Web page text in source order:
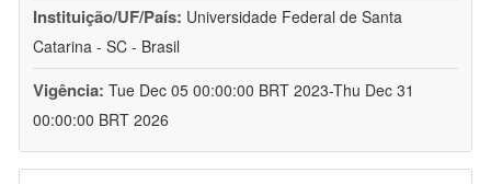
Instituição/UF/País: Universidade Federal de Santa
Catarina - SC - Brasil
Vigência: Tue Dec 05 00:00:00 BRT 2023-Thu Dec 31
00:00:00 BRT 2026